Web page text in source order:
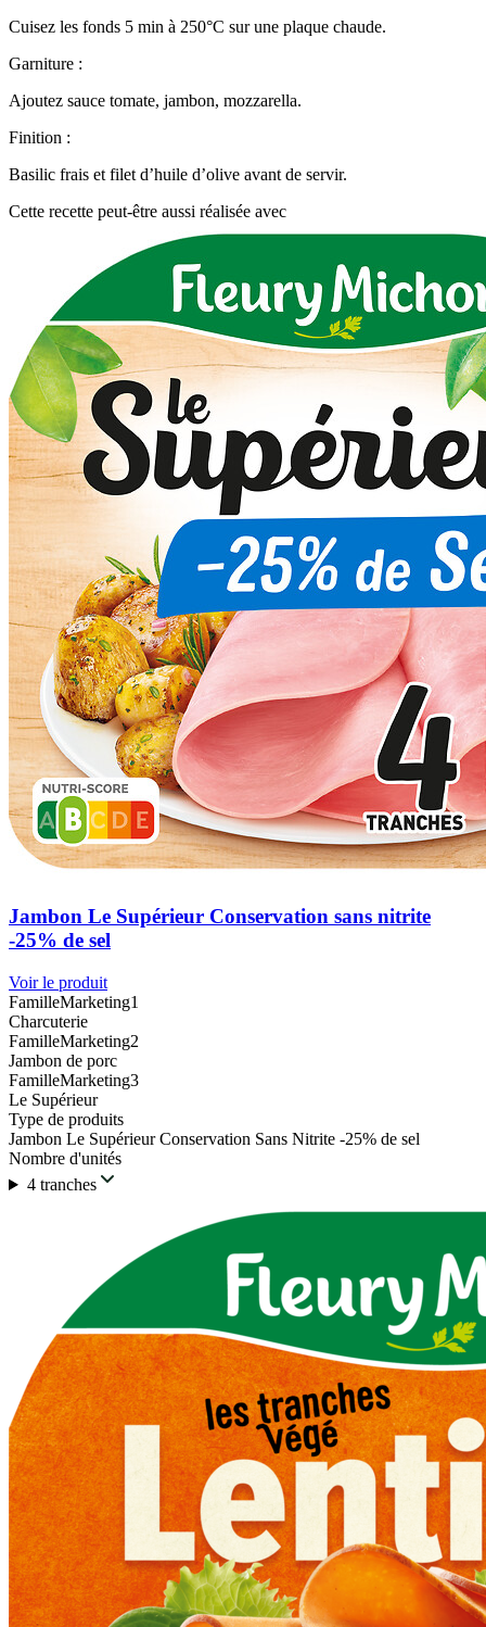
Cuisez les fonds 5 min à 250°C sur une plaque chaude.
Garniture :
Ajoutez sauce tomate, jambon, mozzarella.
Finition :
Basilic frais et filet d’huile d’olive avant de servir.
Cette recette peut-être aussi réalisée avec
Jambon Le Supérieur Conservation sans nitrite
-25% de sel
Voir le produit
FamilleMarketing1
Charcuterie
FamilleMarketing2
Jambon de porc
FamilleMarketing3
Le Supérieur
Type de produits
Jambon Le Supérieur Conservation Sans Nitrite -25% de sel
Nombre d'unités
4 tranches